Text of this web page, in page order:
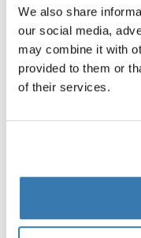
We also share
our social media,
may combine it with
provided to them or
of their services.
В Thule Test
подвергаем наши
для перевозки
автомобилю
проведенных